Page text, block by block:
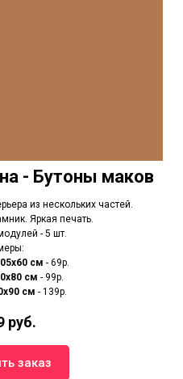
- Бутоны маков
из нескольких частей.
Яркая печать.
- 5 шт.
см - 69р.
см - 99р.
см - 139р.
руб.
заказ